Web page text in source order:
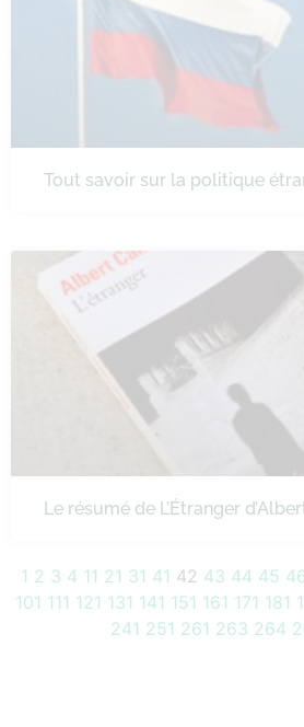
Tout savoir sur la politique
Le résumé de L’Étranger
1 2 3 4 11 21 31 41 42 43 44 45
101 111 121 131 141 151 161 171 181
241 251 261 263 264